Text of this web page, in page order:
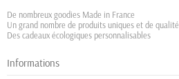
De nombreux goodies Made in France
Un grand nombre de produits uniques et de qualité
Des cadeaux écologiques personnalisables
Informations